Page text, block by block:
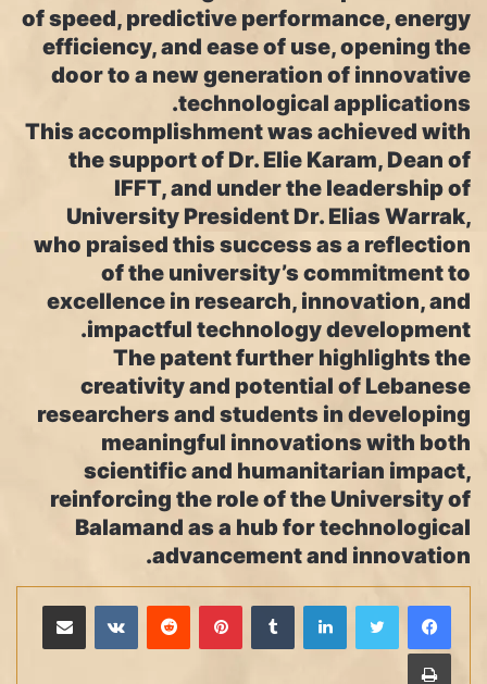
of speed, predictive performance, energy
efficiency, and ease of use, opening the
door to a new generation of innovative
technological applications.
This accomplishment was achieved with
the support of Dr. Elie Karam, Dean of
IFFT, and under the leadership of
University President Dr. Elias Warrak,
who praised this success as a reflection
of the university’s commitment to
excellence in research, innovation, and
impactful technology development.
The patent further highlights the
creativity and potential of Lebanese
researchers and students in developing
meaningful innovations with both
scientific and humanitarian impact,
reinforcing the role of the University of
Balamand as a hub for technological
advancement and innovation.
لينكدإن بينتيريست مشاركة عبر البريد
طباعة